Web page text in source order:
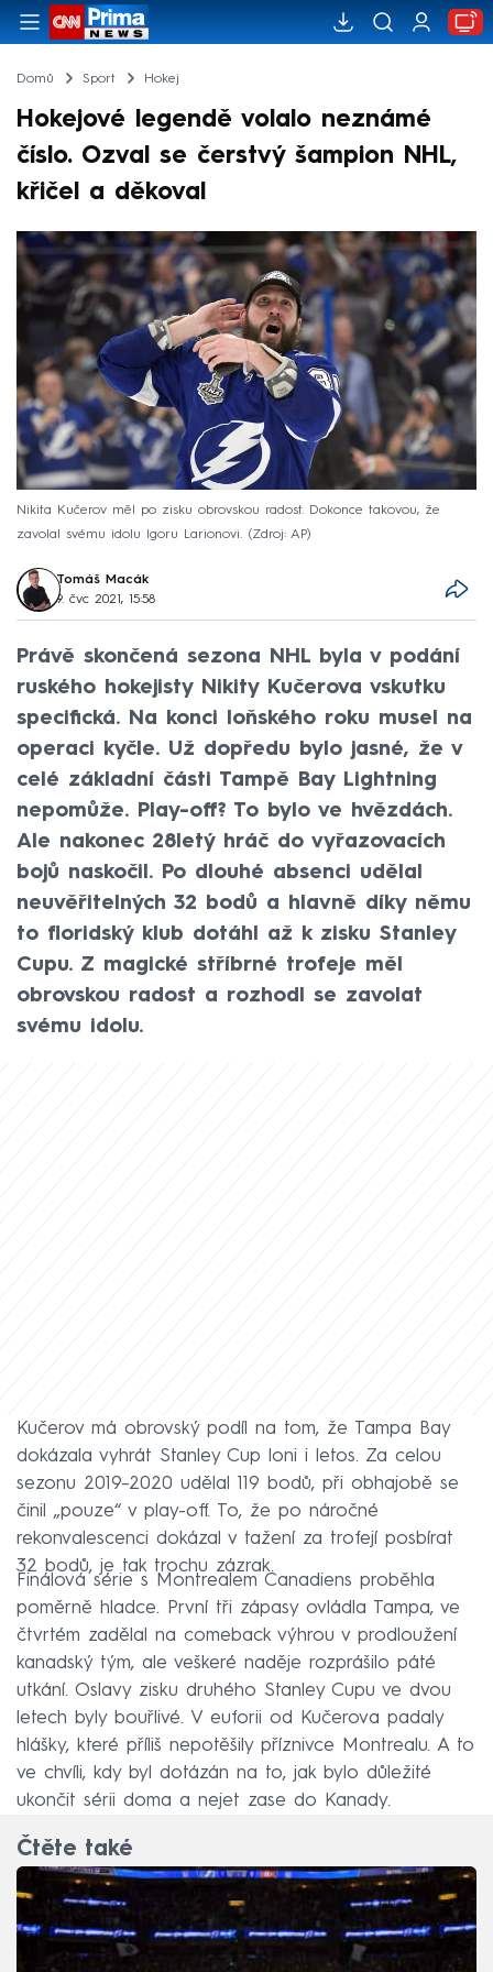
Domů Sport Hokej
Hokejové legendě volalo neznámé
číslo. Ozval se čerstvý šampion NHL,
křičel a děkoval
Nikita Kučerov měl po zisku obrovskou radost. Dokonce takovou, že
zavolal svému idolu Igoru Larionovi.
Zdroj: AP
Tomáš Macák
9. čvc 2021, 15:58
Právě skončená sezona NHL byla v podání
ruského hokejisty Nikity Kučerova vskutku
specifická. Na konci loňského roku musel na
operaci kyčle. Už dopředu bylo jasné, že v
celé základní části Tampě Bay Lightning
nepomůže. Play-off? To bylo ve hvězdách.
Ale nakonec 28letý hráč do vyřazovacích
bojů naskočil. Po dlouhé absenci udělal
neuvěřitelných 32 bodů a hlavně díky němu
to floridský klub dotáhl až k zisku Stanley
Cupu. Z magické stříbrné trofeje měl
obrovskou radost a rozhodl se zavolat
svému idolu.
Kučerov má obrovský podíl na tom, že Tampa Bay
dokázala vyhrát Stanley Cup loni i letos. Za celou
sezonu 2019–⁠2020 udělal 119 bodů, při obhajobě se
činil „pouze“ v play-off. To, že po náročné
rekonvalescenci dokázal v tažení za trofejí posbírat
32 bodů, je tak trochu zázrak.
Finálová série s Montrealem Canadiens proběhla
poměrně hladce. První tři zápasy ovládla Tampa, ve
čtvrtém zadělal na comeback výhrou v prodloužení
kanadský tým, ale veškeré naděje rozprášilo páté
utkání. Oslavy zisku druhého Stanley Cupu ve dvou
letech byly bouřlivé. V euforii od Kučerova padaly
hlášky, které příliš nepotěšily příznivce Montrealu. A to
ve chvíli, kdy byl dotázán na to, jak bylo důležité
ukončit sérii doma a nejet zase do Kanady.
Čtěte také